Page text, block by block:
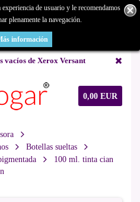
o buscas una de ocasión y no la
Consúltanos.
vacíos de Xerox Versant
0,00 EUR
de usuario y le recomendamos
plenamente la navegación.
información
Botellas sueltas
100 ml. tinta cian